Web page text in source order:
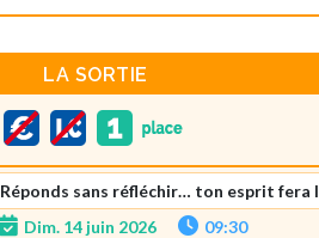
LA SORTIE
Réponds sans réfléchir… ton esprit fera
Dim. 14 juin 2026
09:30